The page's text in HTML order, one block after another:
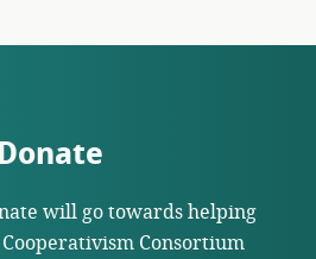
Donate
will go towards helping
Consortium